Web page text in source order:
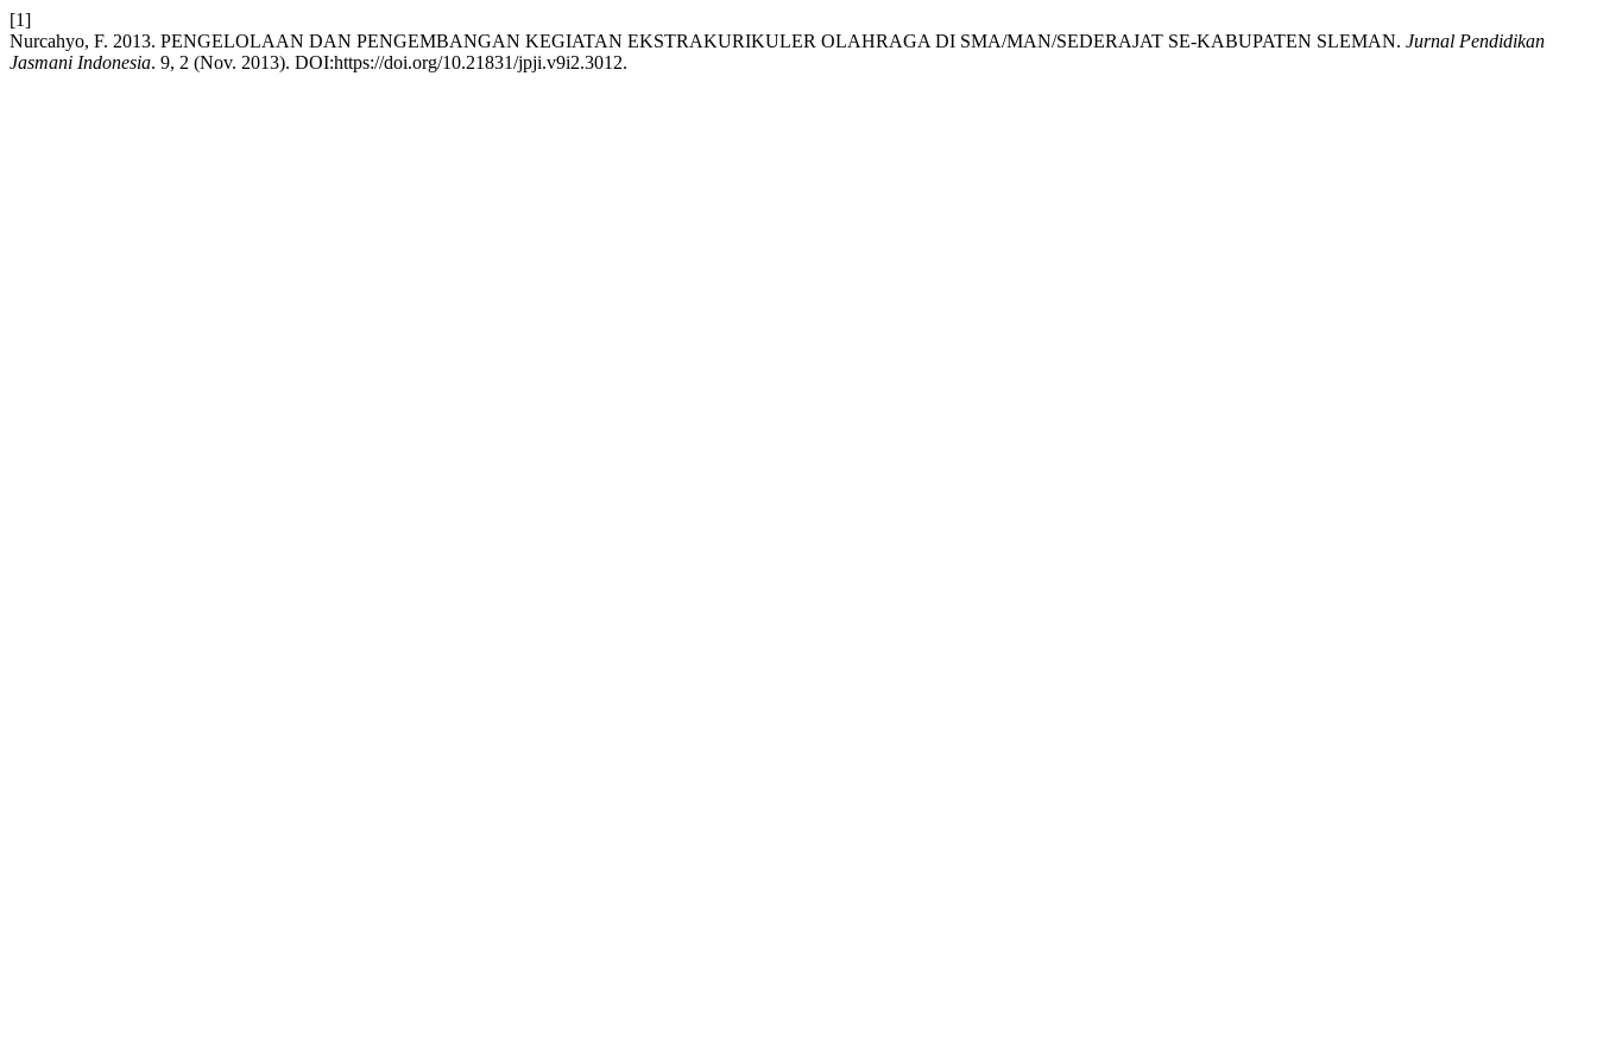
[1]
Nurcahyo, F. 2013. PENGELOLAAN DAN PENGEMBANGAN KEGIATAN EKSTRAKURIKULER OLAHRAGA DI SMA/MAN/SEDERAJAT SE-KABUPATEN SLEMAN. Jurnal Pendidikan
Jasmani Indonesia. 9, 2 (Nov. 2013). DOI:https://doi.org/10.21831/jpji.v9i2.3012.